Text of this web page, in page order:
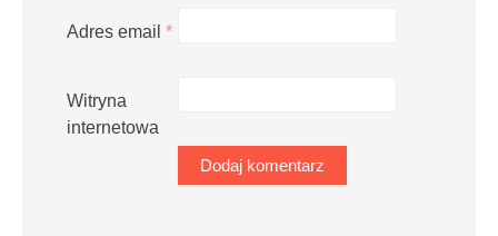
Adres email *
Witryna
internetowa